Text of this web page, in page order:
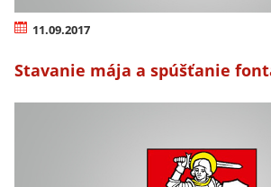
11.09.2017
Stavanie mája a spúšťanie